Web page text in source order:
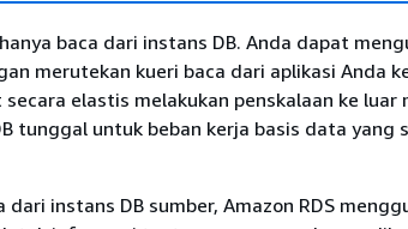
baca dari instans DB. Anda dapat
merutekan kueri baca dari aplikasi Anda
elastis melakukan penskalaan ke luar
tunggal untuk beban kerja basis data yang
instans DB sumber, Amazon RDS